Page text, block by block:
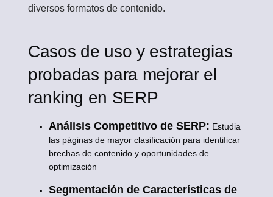
diversos formatos de contenido.
Casos de uso y estrategias
probadas para mejorar el
ranking en SERP
Análisis Competitivo de SERP: Estudia
las páginas de mayor clasificación para identificar
brechas de contenido y oportunidades de
optimización
Segmentación de Características de